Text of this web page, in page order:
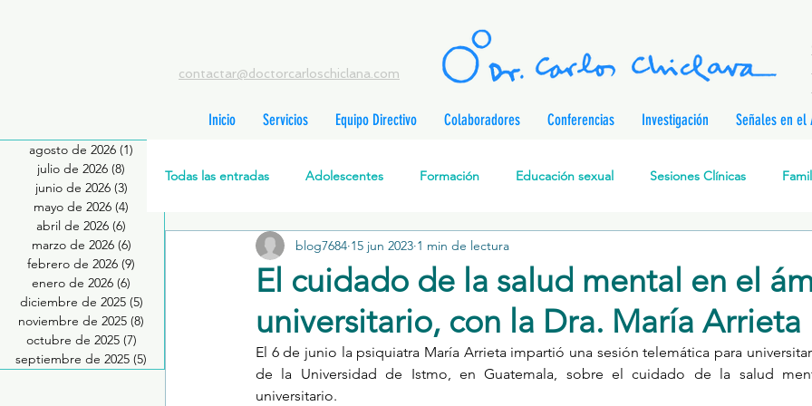
contactar@doctorcarloschiclana.com
Inicio Servicios Equipo Directivo Colaboradores Conferencias Investigación Señales en el
agosto de 2026 (1)
julio de 2026 (8) 8 entradas
junio de 2026 (3)
mayo de 2026 (4)
abril de 2026 (6)
marzo de 2026 (6)
febrero de 2026 (9)
enero de 2026 (6)
diciembre de 2025 (5)
noviembre de 2025 (8)
octubre de 2025 (7)
septiembre de 2025 (5)
Todas las entradas Adolescentes Formación Educación sexual Sesiones Clínicas
Salud Mental Perinatal Psicoterapia Cognitivo-Analítica
Formación profesionales Jóvenes Desarrollo personal Investigación Personajes &
Promoción de la salud mental
El cuidado de la salud mental en el
universitario, con la Dra. María Arrieta
blog7684 15 jun 2023 1 min de lectura
El 6 de junio la psiquiatra María Arrieta impartió una sesión telemática para
de la Universidad de Istmo, en Guatemala, sobre el cuidado de la salud
universitario.